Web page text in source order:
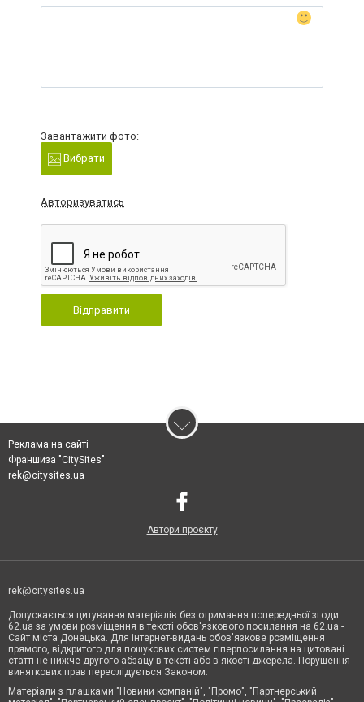
Завантажити фото:
Вибрати
Авторизуватись
Відправити
Реклама на сайті
Франшиза "CitySites"
rek@citysites.ua
Автори проєкту
rek@citysites.ua
Допускається цитування матеріалів без отримання попередньої згоди
62.ua за умови розміщення в тексті обов'язкового посилання на 62.ua -
Сайт міста Донецька. Для інтернет-видань обов'язкове розміщення
прямого, відкритого для пошукових систем гіперпосилання на цитовані
статті не нижче другого абзацу в тексті або в якості джерела. Порушення
виняткових прав переслідується Законом.
Матеріали з плашками "Новини компаній", "Промо", "Партнерський